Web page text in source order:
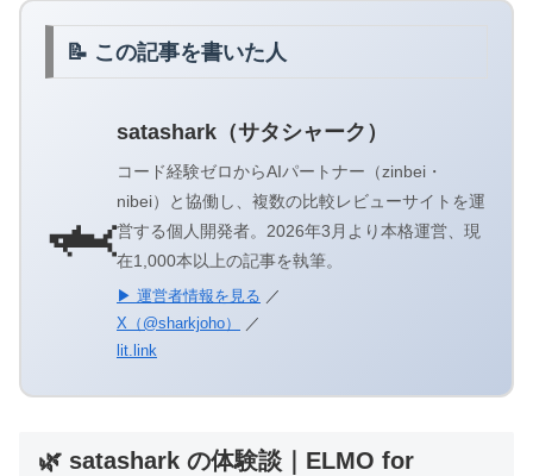
📝 この記事を書いた人
🦈
satashark（サタシャーク）
コード経験ゼロからAIパートナー（zinbei・
nibei）と協働し、複数の比較レビューサイトを運
営する個人開発者。2026年3月より本格運営、現
在1,000本以上の記事を執筆。
▶ 運営者情報を見る ／
X（@sharkjoho）
／
lit.link
🌿 satashark の体験談｜ELMO for